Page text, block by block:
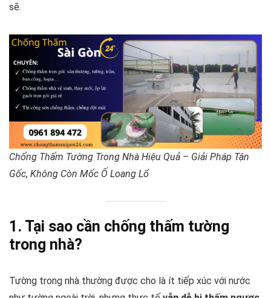
sẽ.
Chống Thấm Tường Trong Nhà Hiệu Quả – Giải Pháp Tận
Gốc, Không Còn Mốc Ố Loang Lổ
1. Tại sao cần chống thấm tường
trong nhà?
Tường trong nhà thường được cho là ít tiếp xúc với nước